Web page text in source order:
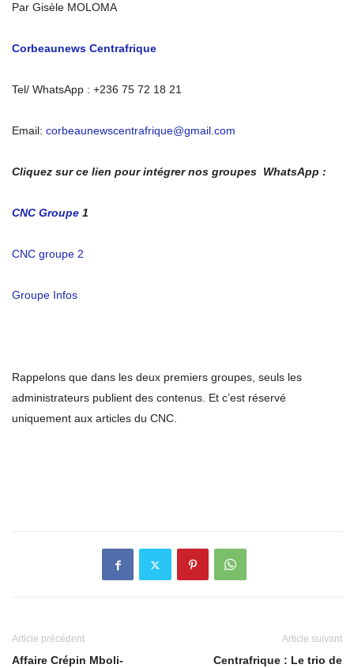
Par Gisèle MOLOMA
Corbeaunews Centrafrique
Tel/ WhatsApp : +236 75 72 18 21
Email: corbeaunewscentrafrique@gmail.com
Cliquez sur ce lien pour intégrer nos groupes WhatsApp :
CNC Groupe 1
CNC groupe 2
Groupe Infos
Rappelons que dans les deux premiers groupes, seuls les
administrateurs publient des contenus. Et c’est réservé
uniquement aux articles du CNC.
Article précédent
Affaire Crépin Mboli-
Article suivant
Centrafrique : Le trio de